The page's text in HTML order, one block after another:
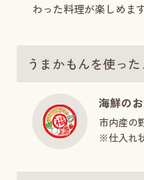
わった料理が楽しめます
うまかもんを使っ
海鮮の
市内産の
※仕入れ